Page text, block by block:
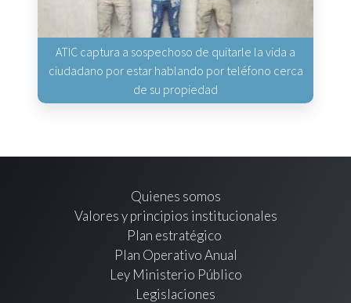
ATIC captura a sospechoso de quitarle la vida a
ciudadano por estar hablando por teléfono cerca
de su propiedad
Quienes somos
Valores y principios institucionales
Plan estratégico
Plan Operativo Anual
Ley Ministerio Público
Legislaciones